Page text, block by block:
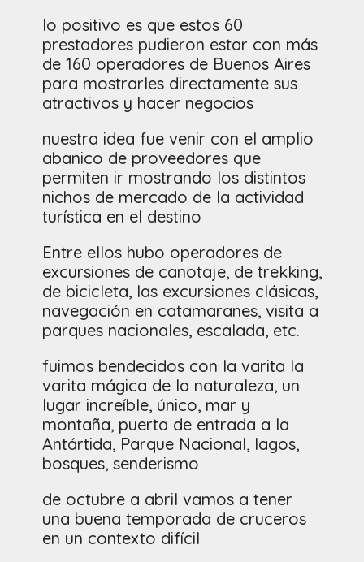
lo positivo es que estos 60
prestadores pudieron estar con más
de 160 operadores de Buenos Aires
para mostrarles directamente sus
atractivos y hacer negocios
nuestra idea fue venir con el amplio
abanico de proveedores que
permiten ir mostrando los distintos
nichos de mercado de la actividad
turística en el destino
Entre ellos hubo operadores de
excursiones de canotaje, de trekking,
de bicicleta, las excursiones clásicas,
navegación en catamaranes, visita a
parques nacionales, escalada, etc.
fuimos bendecidos con la varita la
varita mágica de la naturaleza, un
lugar increíble, único, mar y
montaña, puerta de entrada a la
Antártida, Parque Nacional, lagos,
bosques, senderismo
de octubre a abril vamos a tener
una buena temporada de cruceros
en un contexto difícil